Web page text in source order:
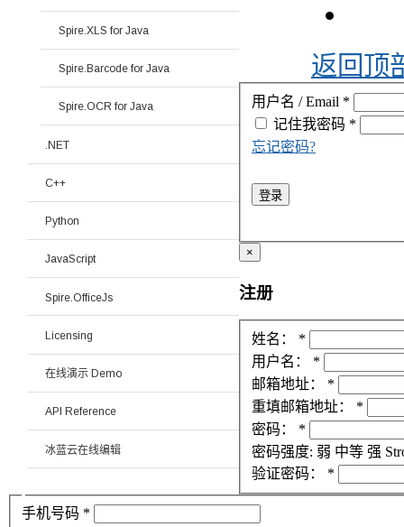
返回顶
Spire.XLS for Java
Spire.Barcode for Java
Spire.OCR for Java
.NET
C++
Python
JavaScript
Spire.OfficeJs
Licensing
在线演示 Demo
API Reference
冰蓝云在线编辑
用户名 / Email *
密码 *
记住我
忘记密码?
登录
×
注册
姓名：
*
用户名：
*
邮箱地址：
*
重填邮箱地址：
*
密码：
*
密码强度: 弱 中等 强
验证密码：
*
手机号码 *